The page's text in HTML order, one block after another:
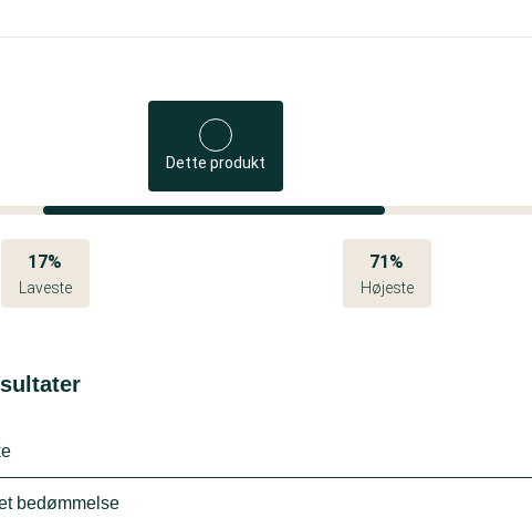
Dette produkt
17%
Laveste
71%
Højeste
bedømmelse